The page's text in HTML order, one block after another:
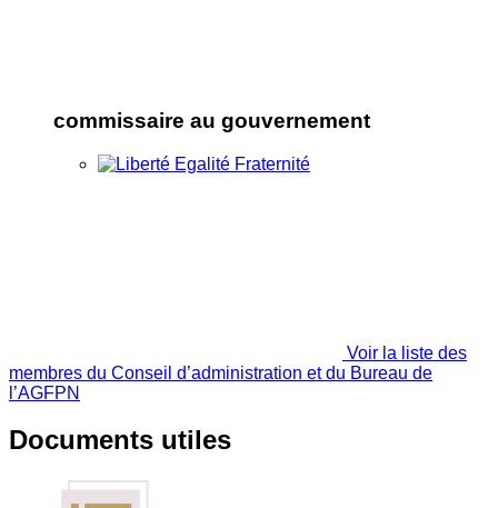
commissaire au gouvernement
Voir la liste des
membres du Conseil d’administration et du Bureau de
l’AGFPN
Documents utiles